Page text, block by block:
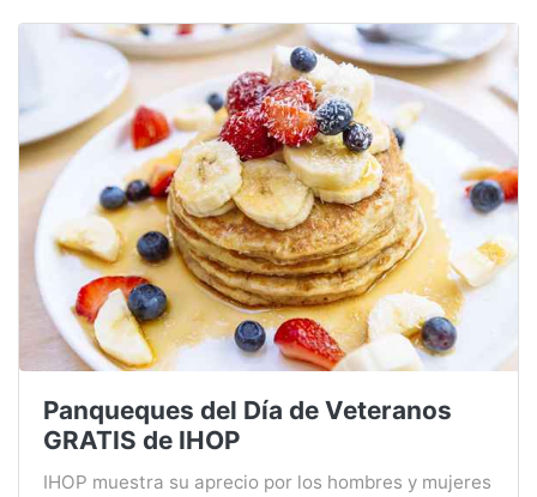
Panqueques del Día de Veteranos
GRATIS de IHOP
IHOP muestra su aprecio por los hombres y mujeres